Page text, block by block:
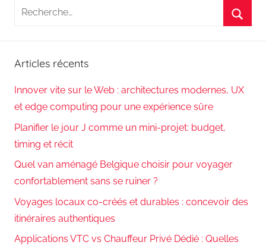
Recherche
Articles récents
Innover vite sur le Web : architectures modernes, UX
et edge computing pour une expérience sûre
Planifier le jour J comme un mini-projet: budget,
timing et récit
Quel van aménagé Belgique choisir pour voyager
confortablement sans se ruiner ?
Voyages locaux co-créés et durables : concevoir des
itinéraires authentiques
Applications VTC vs Chauffeur Privé Dédié : Quelles